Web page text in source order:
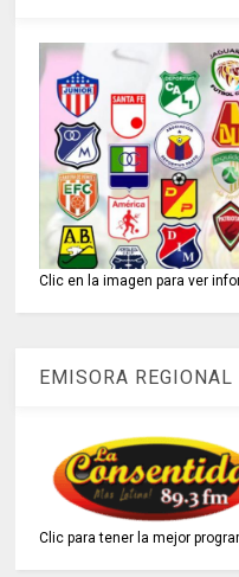
Clic en la imagen para ver
EMISORA
Clic para tener la mejor